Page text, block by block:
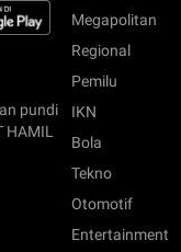
pundi
HAMIL
Megapolitan
Regional
Pemilu
IKN
Bola
Tekno
Otomotif
Entertainment